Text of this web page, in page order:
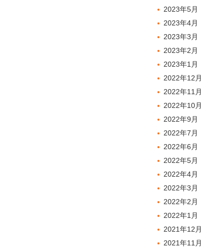
2023年5月
2023年4月
2023年3月
2023年2月
2023年1月
2022年12月
2022年11月
2022年10月
2022年9月
2022年7月
2022年6月
2022年5月
2022年4月
2022年3月
2022年2月
2022年1月
2021年12月
2021年11月